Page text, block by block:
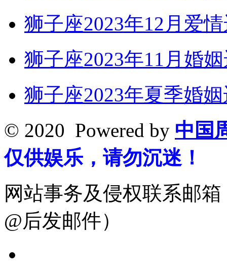
狮子座2023年12月
狮子座2023年11月
狮子座2023年夏季婚
© 2020 Powered by 中国
仅供娱乐，请勿沉迷！
网站事务及侵权联系邮箱
@后发邮件）